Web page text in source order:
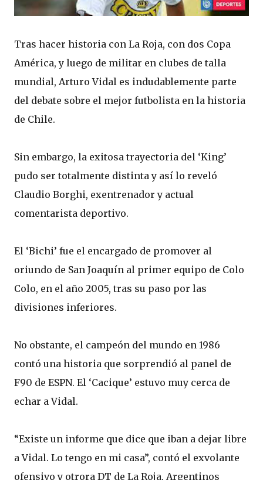
Tras hacer historia con La Roja, con dos Copa
América, y luego de militar en clubes de talla
mundial, Arturo Vidal es indudablemente parte
del debate sobre el mejor futbolista en la historia
de Chile.
Sin embargo, la exitosa trayectoria del ‘King’
pudo ser totalmente distinta y así lo reveló
Claudio Borghi, exentrenador y actual
comentarista deportivo.
El ‘Bichi’ fue el encargado de promover al
oriundo de San Joaquín al primer equipo de Colo
Colo, en el año 2005, tras su paso por las
divisiones inferiores.
No obstante, el campeón del mundo en 1986
contó una historia que sorprendió al panel de
F90 de ESPN. El ‘Cacique’ estuvo muy cerca de
echar a Vidal.
“Existe un informe que dice que iban a dejar libre
a Vidal. Lo tengo en mi casa”, contó el exvolante
ofensivo y otrora DT de La Roja, Argentinos